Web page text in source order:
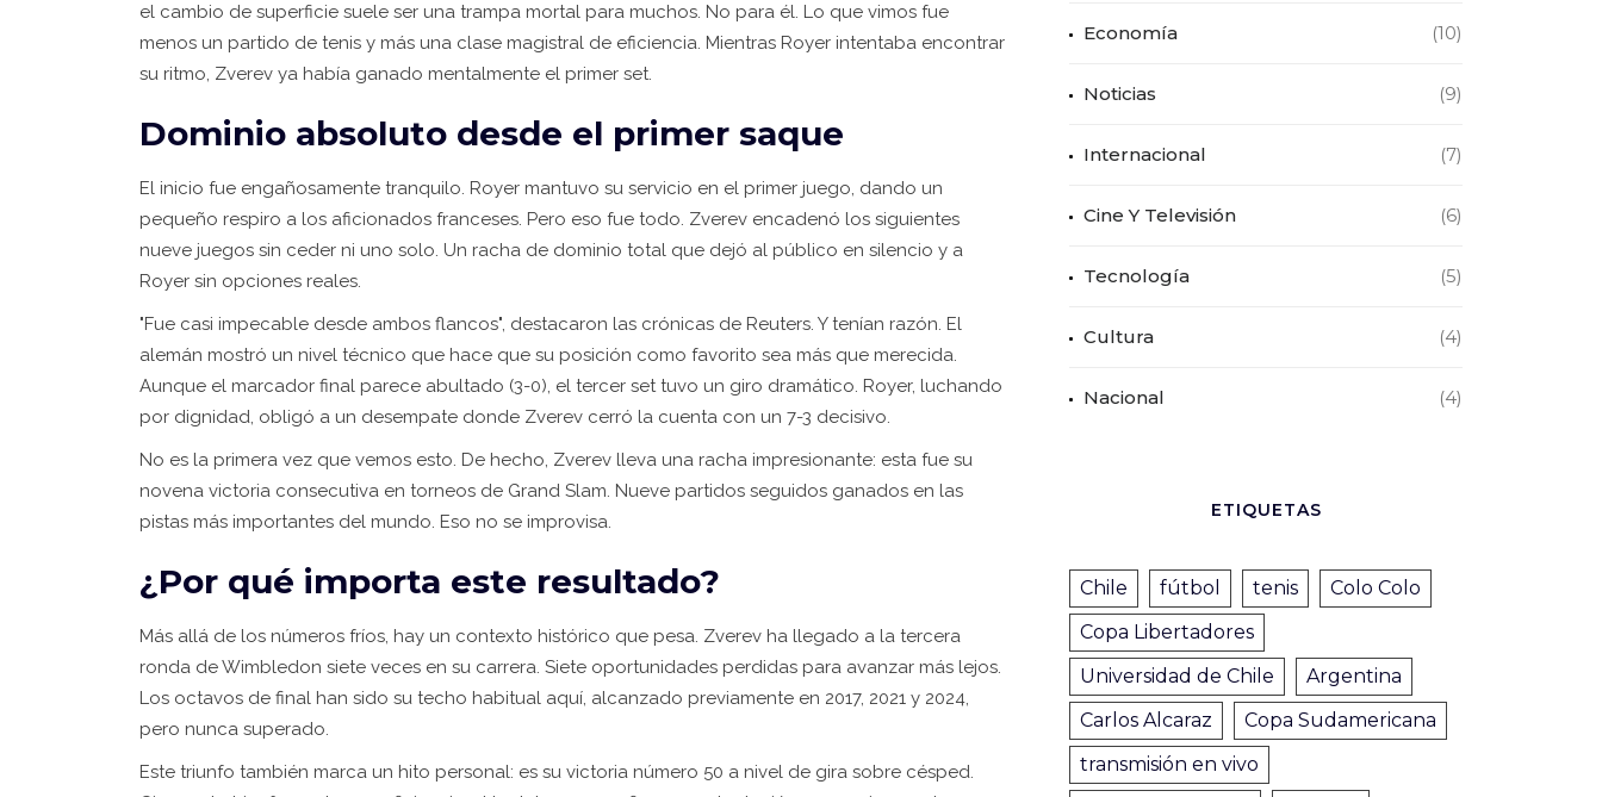
el cambio de superficie suele ser una trampa mortal para muchos. No para él. Lo que vimos fue
menos un partido de tenis y más una clase magistral de eficiencia. Mientras Royer intentaba encontrar
su ritmo, Zverev ya había ganado mentalmente el primer set.
Dominio absoluto desde el primer saque
El inicio fue engañosamente tranquilo. Royer mantuvo su servicio en el primer juego, dando un
pequeño respiro a los aficionados franceses. Pero eso fue todo. Zverev encadenó los siguientes
nueve juegos sin ceder ni uno solo. Un racha de dominio total que dejó al público en silencio y a
Royer sin opciones reales.
"Fue casi impecable desde ambos flancos", destacaron las crónicas de Reuters. Y tenían razón. El
alemán mostró un nivel técnico que hace que su posición como favorito sea más que merecida.
Aunque el marcador final parece abultado (3-0), el tercer set tuvo un giro dramático. Royer, luchando
por dignidad, obligó a un desempate donde Zverev cerró la cuenta con un 7-3 decisivo.
No es la primera vez que vemos esto. De hecho, Zverev lleva una racha impresionante: esta fue su
novena victoria consecutiva en torneos de Grand Slam. Nueve partidos seguidos ganados en las
pistas más importantes del mundo. Eso no se improvisa.
¿Por qué importa este resultado?
Más allá de los números fríos, hay un contexto histórico que pesa. Zverev ha llegado a la tercera
ronda de Wimbledon siete veces en su carrera. Siete oportunidades perdidas para avanzar más lejos.
Los octavos de final han sido su techo habitual aquí, alcanzado previamente en 2017, 2021 y 2024,
pero nunca superado.
Este triunfo también marca un hito personal: es su victoria número 50 a nivel de gira sobre césped.
Economía (10)
Noticias (9)
Internacional (7)
Cine Y Televisión (6)
Tecnología (5)
Cultura (4)
Nacional (4)
ETIQUETAS
Chile fútbol tenis
Colo Colo
Copa Libertadores
Universidad de Chile
Argentina
Carlos Alcaraz
Copa Sudamericana
transmisión en vivo